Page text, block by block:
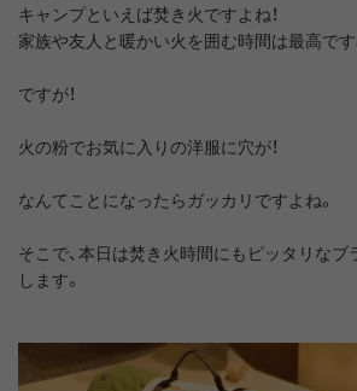
キャンプといえば焚き火ですよね！
家族や友人と暖かい火を囲む時間は最高です
ですが！
火の粉でお気に入りの洋服に穴が！
なんてことになったらガッカリですよね。
そこで、本日は焚き火時間にもピッタリな
します。